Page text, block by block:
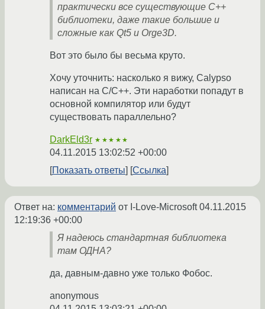
практически все существующие С++
библиотеки, даже такие большие и
сложные как Qt5 и Orge3D.
Вот это было бы весьма круто.
Хочу уточнить: насколько я вижу, Calypso
написан на С/С++. Эти наработки попадут в
основной компилятор или будут
существовать параллельно?
DarkEld3r ★★★★★
04.11.2015 13:02:52 +00:00
Показать ответы
Ссылка
Ответ на: комментарий от I-Love-Microsoft04.11.2015
12:19:36 +00:00
Я надеюсь стандартная библиотека
там ОДНА?
да, давным-давно уже только Фобос.
anonymous